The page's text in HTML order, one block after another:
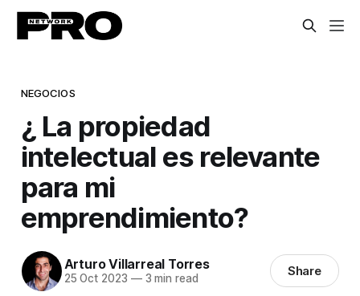
NEGOCIOS
¿ La propiedad
intelectual es relevante
para mi
emprendimiento?
Arturo Villarreal Torres
25 Oct 2023 —3 min read Share